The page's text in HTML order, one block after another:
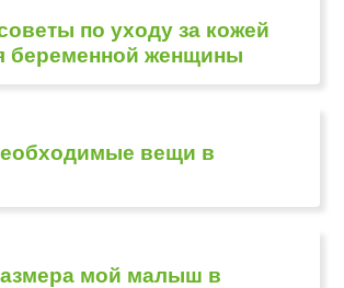
по уходу за кожей
беременной женщины
вещи в
мой малыш в